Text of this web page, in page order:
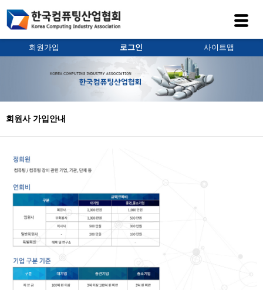
회원가입 로그인 사이트맵
회원사 가입안내